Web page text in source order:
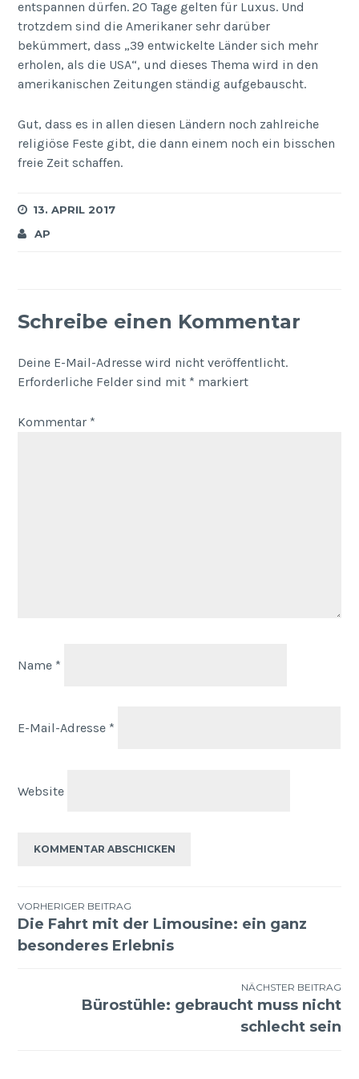
entspannen dürfen. 20 Tage gelten für Luxus. Und
trotzdem sind die Amerikaner sehr darüber
bekümmert, dass „39 entwickelte Länder sich mehr
erholen, als die USA“, und dieses Thema wird in den
amerikanischen Zeitungen ständig aufgebauscht.
Gut, dass es in allen diesen Ländern noch zahlreiche
religiöse Feste gibt, die dann einem noch ein bisschen
freie Zeit schaffen.
13. APRIL 2017
AP
Schreibe einen Kommentar
Deine E-Mail-Adresse wird nicht veröffentlicht.
Erforderliche Felder sind mit * markiert
Kommentar *
Name *
E-Mail-Adresse *
Website
Beitragsnavigation
VORHERIGER BEITRAG
Die Fahrt mit der Limousine: ein ganz
besonderes Erlebnis
NÄCHSTER BEITRAG
Bürostühle: gebraucht muss nicht
schlecht sein